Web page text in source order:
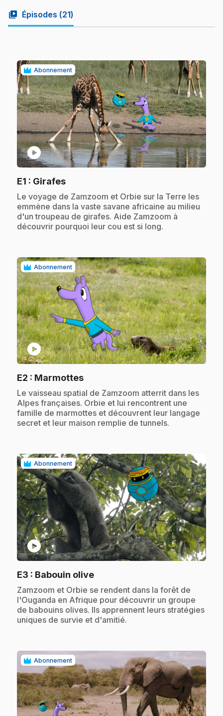
video_library Épisodes (21)
Abonnement
play_circle
E1 : Girafes.
.Le voyage de Zamzoom et Orbie sur la Terre les
emmène dans la vaste savane africaine au milieu
d'un troupeau de girafes. Aide Zamzoom à
découvrir pourquoi leur cou est si long.
Abonnement
play_circle
E2 : Marmottes.
.Le vaisseau spatial de Zamzoom atterrit dans les
Alpes françaises. Orbie et lui rencontrent une
famille de marmottes et découvrent leur langage
secret et leur maison remplie de tunnels.
Abonnement
play_circle
E3 : Babouin olive.
.Zamzoom et Orbie se rendent dans la forêt de
l'Ouganda en Afrique pour découvrir un groupe
de babouins olives. Ils apprennent leurs stratégies
uniques de survie et d'amitié.
Abonnement